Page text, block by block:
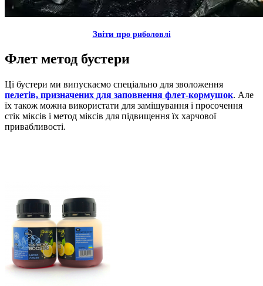
Звiти про риболовлi
Флет метод бустери
Ці бустери ми випускаємо спеціально для зволоження
пелетів, призначених для заповнення флет-кормушок. Але
їх також можна використати для замішування і просочення
стік міксів і метод міксів для підвищення їх харчової
привабливості.